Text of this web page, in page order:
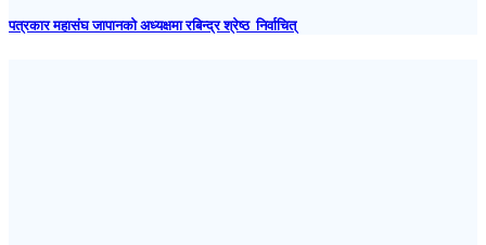
पत्रकार महासंघ जापानकाे अध्यक्षमा रबिन्द्र श्रेष्ठ निर्वाचित्